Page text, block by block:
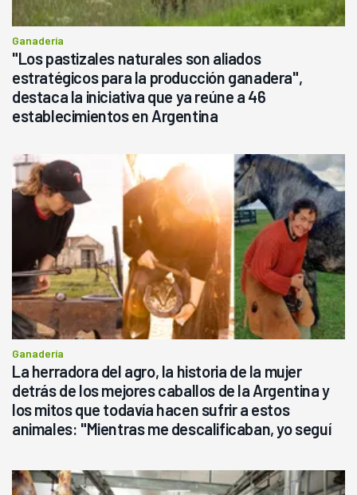
Ganadería
"Los pastizales naturales son aliados
estratégicos para la producción ganadera",
destaca la iniciativa que ya reúne a 46
establecimientos en Argentina
Ganadería
La herradora del agro, la historia de la mujer
detrás de los mejores caballos de la Argentina y
los mitos que todavía hacen sufrir a estos
animales: "Mientras me descalificaban, yo seguí